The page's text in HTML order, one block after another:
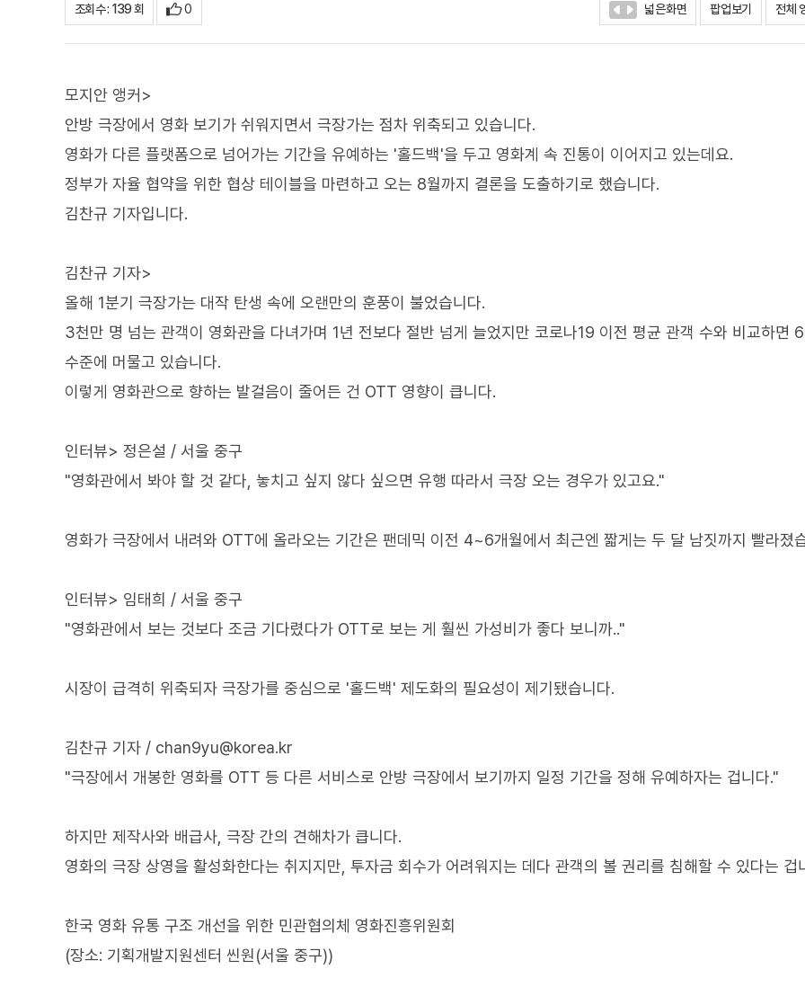
조회수 : 139 회 0 넓은화면 팝업보기 전체
모지안 앵커>
안방 극장에서 영화 보기가 쉬워지면서 극장가는 점차 위축되고 있습니다.
영화가 다른 플랫폼으로 넘어가는 기간을 유예하는 '홀드백'을 두고 영화계 속 진통이 이어지고 있는데요.
정부가 자율 협약을 위한 협상 테이블을 마련하고 오는 8월까지 결론을 도출하기로 했습니다.
김찬규 기자입니다.
김찬규 기자>
올해 1분기 극장가는 대작 탄생 속에 오랜만의 훈풍이 불었습니다.
3천만 명 넘는 관객이 영화관을 다녀가며 1년 전보다 절반 넘게 늘었지만 코로나19 이전 평균 관객 수와 비교하면
수준에 머물고 있습니다.
이렇게 영화관으로 향하는 발걸음이 줄어든 건 OTT 영향이 큽니다.
인터뷰> 정은설 / 서울 중구
"영화관에서 봐야 할 것 같다, 놓치고 싶지 않다 싶으면 유행 따라서 극장 오는 경우가 있고요."
영화가 극장에서 내려와 OTT에 올라오는 기간은 팬데믹 이전 4~6개월에서 최근엔 짧게는 두 달 남짓까지 빨라졌
인터뷰> 임태희 / 서울 중구
"영화관에서 보는 것보다 조금 기다렸다가 OTT로 보는 게 훨씬 가성비가 좋다 보니까.."
시장이 급격히 위축되자 극장가를 중심으로 '홀드백' 제도화의 필요성이 제기됐습니다.
김찬규 기자 / chan9yu@korea.kr
"극장에서 개봉한 영화를 OTT 등 다른 서비스로 안방 극장에서 보기까지 일정 기간을 정해 유예하자는 겁니다."
하지만 제작사와 배급사, 극장 간의 견해차가 큽니다.
영화의 극장 상영을 활성화한다는 취지지만, 투자금 회수가 어려워지는 데다 관객의 볼 권리를 침해할 수 있다는 겁
한국 영화 유통 구조 개선을 위한 민관협의체 영화진흥위원회
(장소: 기획개발지원센터 씬원(서울 중구))